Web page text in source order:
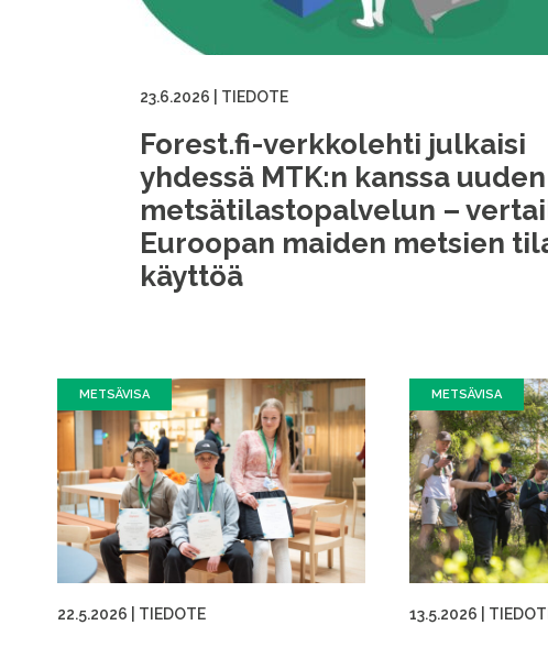
23.6.2026 TIEDOTE
Forest.fi-verkkolehti julkaisi
yhdessä MTK:n kanssa uuden
metsätilastopalvelun –
Euroopan maiden metsien
käyttöä
METSÄVISA
22.5.2026 TIEDOTE
METSÄVISA
13.5.2026